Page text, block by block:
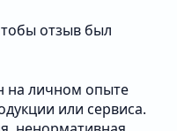
отзыв был
на личном опыте
или сервиса.